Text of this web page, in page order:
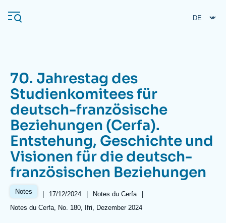
zum
Inhalt
Navigation
principale
Ifri
Veröffentlichungen
Veranstaltungen
Über ifri Häufige Suchanfragen
70. Jahrestag des
Studienkomitees für
deutsch-französische
Beziehungen (Cerfa).
Entstehung, Geschichte und
Visionen für die deutsch-
französischen Beziehungen
Notes |
Date
de
17/12/2024 |
Référence
taxonomie
Notes du Cerfa
|
Références
Notes du Cerfa, No. 180, Ifri, Dezember 2024